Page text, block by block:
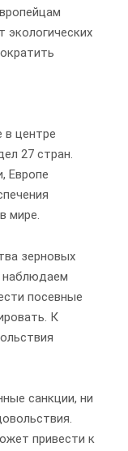
экологических
в центре
27 стран.
Европе
мире.
зерновых
наблюдаем
посевные
К
санкции, ни
привести к